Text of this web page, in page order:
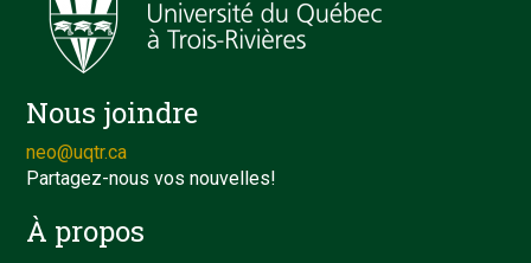
Nous joindre
neo@uqtr.ca
Partagez-nous vos nouvelles!
À propos